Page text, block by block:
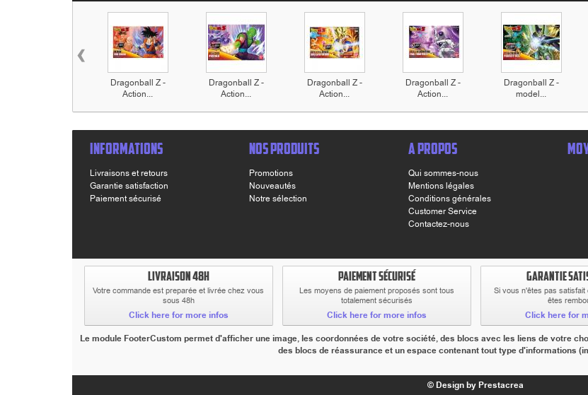
Dragonball Z -
Action...
Dragonball Z -
Action...
Dragonball Z -
Action...
Dragonball Z -
Action...
Dragonball Z -
model...
‹
INFORMATIONS
Livraisons et retours
Garantie satisfaction
Paiement sécurisé
NOS PRODUITS
Promotions
Nouveautés
Notre sélection
A PROPOS
Qui sommes-nous
Mentions légales
Conditions générales
Customer Service
Contactez-nous
LIVRAISON 48H
Votre commande est preparée et livrée chez vous
sous 48h
Click here for more infos
PAIEMENT SÉCURISÉ
Les moyens de paiement proposés sont tous
totalement sécurisés
Click here for more infos
GARANTIE
Si vous n'êtes pas
êtes
Click here for
Le module FooterCustom permet d'afficher une image, les coordonnées de votre société, des blocs avec les liens de votre
des blocs de réassurance et un espace contenant tout type d'informations
© Design by Prestacrea